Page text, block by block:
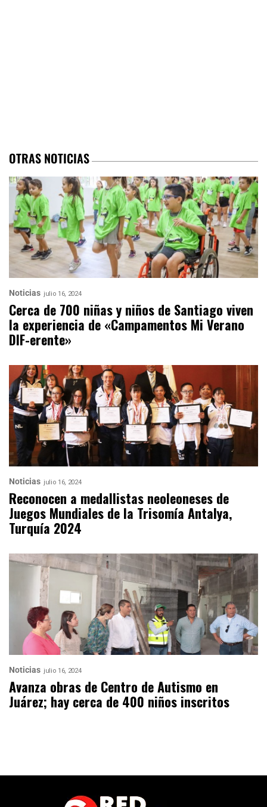
OTRAS NOTICIAS
Noticias julio 16, 2024
Cerca de 700 niñas y niños de Santiago viven
la experiencia de «Campamentos Mi Verano
DIF-erente»
Noticias julio 16, 2024
Reconocen a medallistas neoleoneses de
Juegos Mundiales de la Trisomía Antalya,
Turquía 2024
Noticias julio 16, 2024
Avanza obras de Centro de Autismo en
Juárez; hay cerca de 400 niños inscritos